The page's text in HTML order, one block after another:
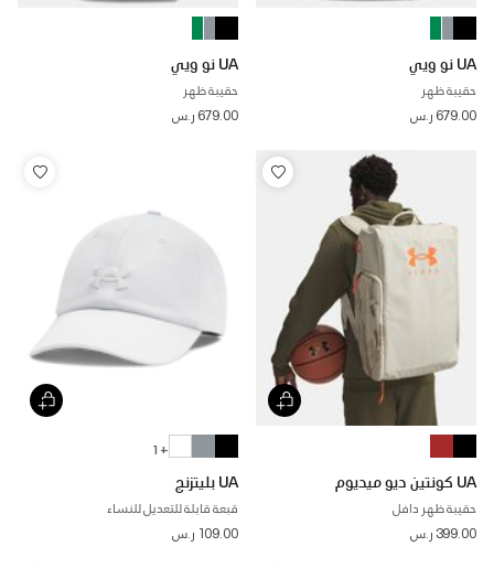
UA نو ويي
حقيبة ظهر
679.00 ر.س
UA نو ويي
حقيبة ظهر
679.00 ر.س
UA كونتين ديو ميديوم
حقيبة ظهر دافل
399.00 ر.س
+ 1
UA بليتزنج
قبعة قابلة للتعديل للنساء
109.00 ر.س